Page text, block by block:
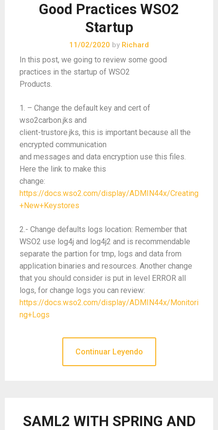
Good Practices WSO2
Startup
11/02/2020 by Richard
In this post, we going to review some good
practices in the startup of WSO2
Products.
1. – Change the default key and cert of
wso2carbon.jks and
client-trustore.jks, this is important because all the
encrypted communication
and messages and data encryption use this files.
Here the link to make this
change:
https://docs.wso2.com/display/ADMIN44x/Creating
+New+Keystores
2.- Change defaults logs location: Remember that
WSO2 use log4j and log4j2 and is recommendable
separate the partion for tmp, logs and data from
application binaries and resources. Another change
that you should consider is put in level ERROR all
logs, for change logs you can review:
https://docs.wso2.com/display/ADMIN44x/Monitori
ng+Logs
Continuar Leyendo
SAML2 WITH SPRING AND